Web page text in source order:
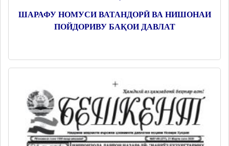
ШАРАФУ НОМУСИ ВАТАНДОРӢ ВА НИШОНАИ
ПОЙДОРИВУ БАҚОИ ДАВЛАТ